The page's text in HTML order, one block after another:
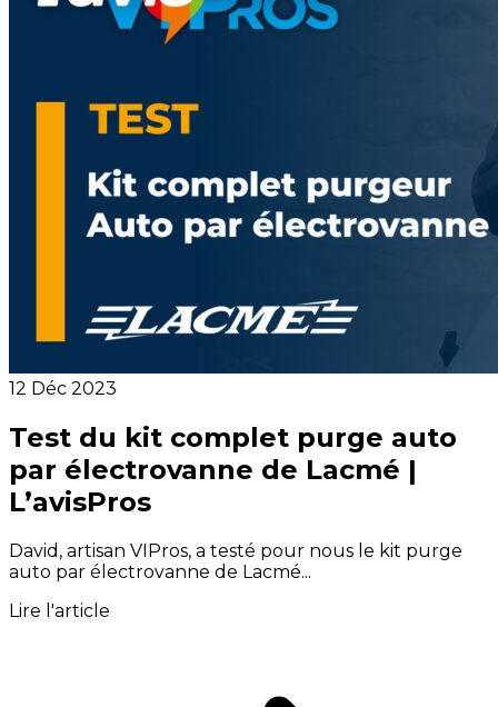
12 Déc 2023
Test du kit complet purge auto
par électrovanne de Lacmé |
L’avisPros
David, artisan VIPros, a testé pour nous le kit purge
auto par électrovanne de Lacmé...
Lire l'article